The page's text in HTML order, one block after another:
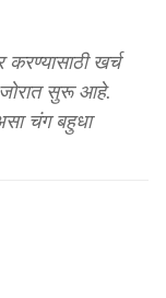
खर्च
जोरात सुरू आहे.
चंग बहुधा